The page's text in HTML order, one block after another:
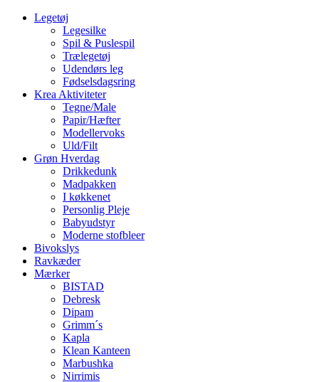
Legetøj
Legesilke
Spil & Puslespil
Trælegetøj
Udendørs leg
Fødselsdagsring
Krea Aktiviteter
Tegne/Male
Papir/Hæfter
Modellervoks
Uld/Filt
Grøn Hverdag
Drikkedunk
Madpakken
I køkkenet
Personlig Pleje
Babyudstyr
Moderne stofbleer
Bivokslys
Ravkæder
Mærker
BISTAD
Debresk
Dipam
Grimm´s
Kapla
Klean Kanteen
Marbushka
Nirrimis